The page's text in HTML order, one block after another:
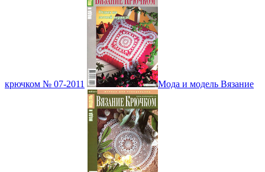
крючком № 07-2011 Мода и модель Вязание